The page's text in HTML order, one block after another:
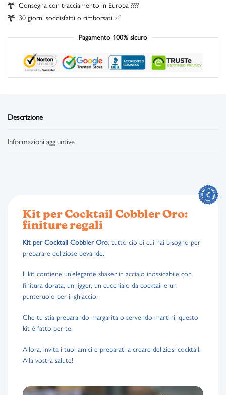
Consegna con tracciamento in Europa ????
30 giorni soddisfatti o rimborsati ✅
Pagamento 100% sicuro
Descrizione
Informazioni aggiuntive
Kit per Cocktail Cobbler Oro:
finiture regali
Kit per Cocktail Cobbler Oro: tutto ciò di cui hai bisogno per
preparare deliziose bevande.
Il kit contiene un’elegante shaker in acciaio inossidabile con
finitura dorata, un jigger, un cucchiaio da cocktail e un
punteruolo per il ghiaccio.
Che tu stia preparando margarita o servendo martini, questo
kit è fatto per te.
Allora, invita i tuoi amici e preparati a creare deliziosi cocktail.
Alla vostra salute!